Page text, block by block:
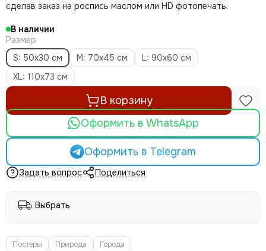
сделав заказ на роспись маслом или HD фотопечать.
В наличии
Размер
S: 50х30 см
M: 70х45 см
L: 90х60 см
XL: 110х73 см
В корзину
Оформить в WhatsApp
Оформить в Telegram
Задать вопрос Поделиться
Выбрать
Постеры Природа Города